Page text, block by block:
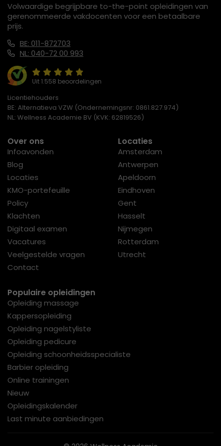
Volwaardige begrijpbare to-the-point opleidingen van
gerenommeerde vakdocenten voor een betaalbare
prijs.
BE: 011-872703
NL: 040-72 00 993
Uit 1.558 beoordelingen
Licentiehouders
BE: Alternatieva VZW (Ondernemingsnr: 0861.827.974)
NL: Wellness Academie BV (KVK: 62819526)
Over ons
Infoavonden
Blog
Locaties
KMO-portefeuille
Policy
Klachten
Digitaal examen
Vacatures
Veelgestelde vragen
Contact
Locaties
Amsterdam
Antwerpen
Apeldoorn
Eindhoven
Gent
Hasselt
Nijmegen
Rotterdam
Utrecht
Populaire opleidingen
Opleiding massage
Kappersopleiding
Opleiding nagelstyliste
Opleiding pedicure
Opleiding schoonheidsspecialiste
Barbier opleiding
Online trainingen
Nieuw
Opleidingskalender
Last minute aanbiedingen